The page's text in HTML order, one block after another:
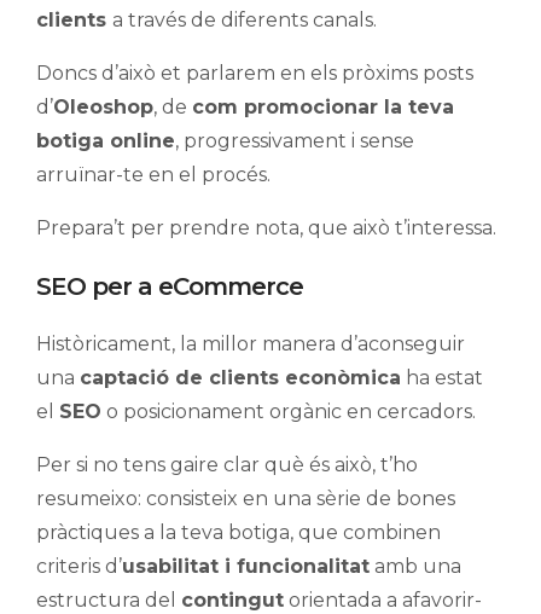
clients a través de diferents canals.
Doncs d’això et parlarem en els pròxims posts
d’Oleoshop, de com promocionar la teva
botiga online, progressivament i sense
arruïnar-te en el procés.
Prepara’t per prendre nota, que això t’interessa.
SEO per a eCommerce
Històricament, la millor manera d’aconseguir
una captació de clients econòmica ha estat
el SEO o posicionament orgànic en cercadors.
Per si no tens gaire clar què és això, t’ho
resumeixo: consisteix en una sèrie de bones
pràctiques a la teva botiga, que combinen
criteris d’usabilitat i funcionalitat amb una
estructura del contingut orientada a afavorir-